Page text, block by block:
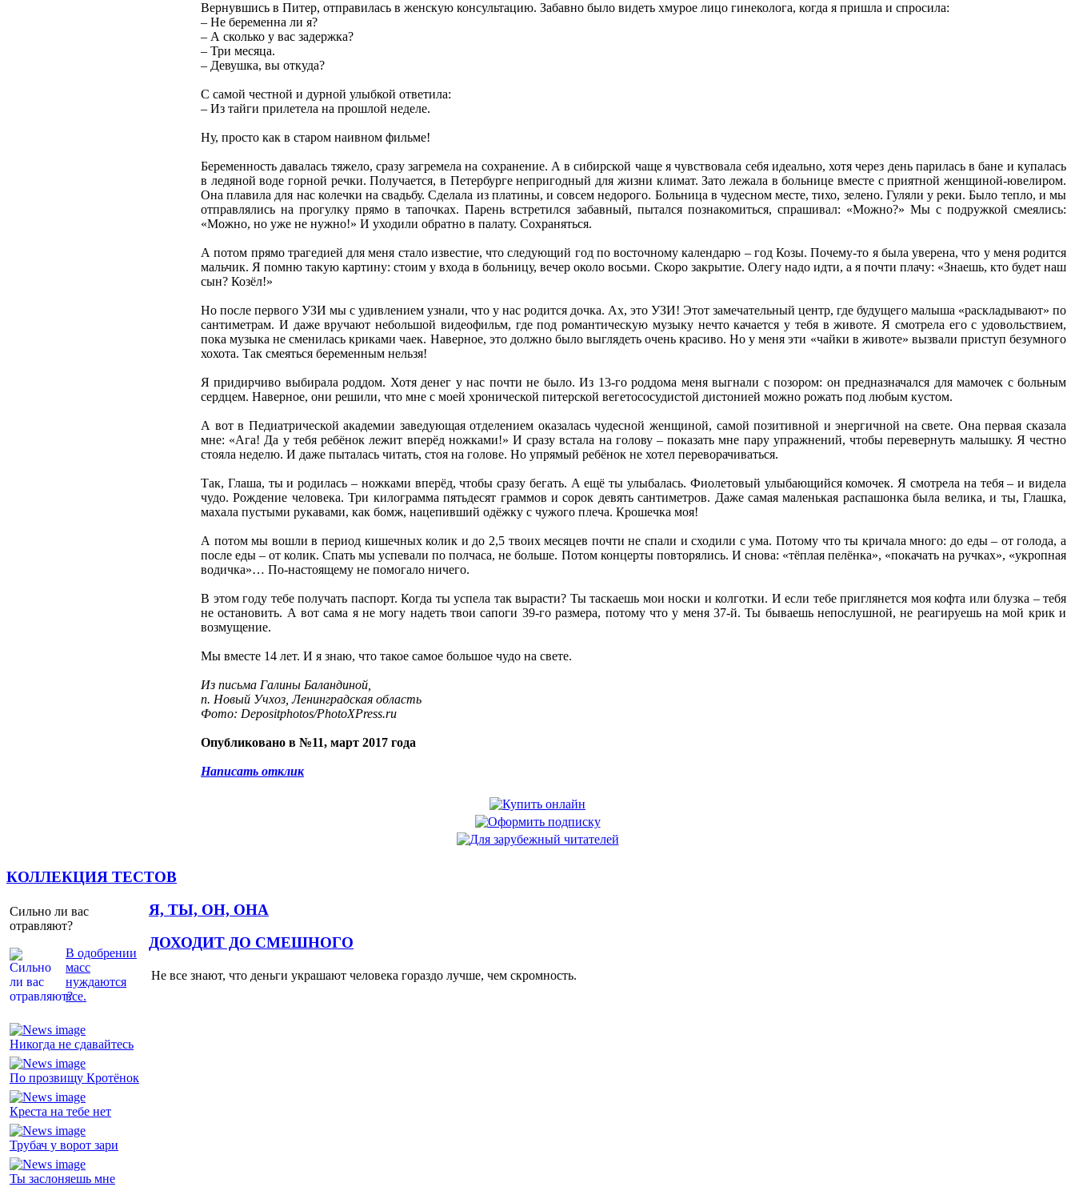
Вернувшись в Питер, отправилась в женскую консультацию. Забавно было видеть хмурое лицо гинеколога, когда я пришла и спросила:
– Не беременна ли я?
– А сколько у вас задержка?
– Три месяца.
– Девушка, вы откуда?
С самой честной и дурной улыбкой ответила:
– Из тайги прилетела на прошлой неделе.
Ну, просто как в старом наивном фильме!
Беременность давалась тяжело, сразу загремела на сохранение. А в сибирской чаще я чувствовала себя идеально, хотя через день парилась в бане и купалась
в ледяной воде горной речки. Получается, в Петербурге непригодный для жизни климат. Зато лежала в больнице вместе с приятной женщиной-ювелиром.
Она плавила для нас колечки на свадьбу. Сделала из платины, и совсем недорого. Больница в чудесном месте, тихо, зелено. Гуляли у реки. Было тепло, и мы
отправлялись на прогулку прямо в тапочках. Парень встретился забавный, пытался познакомиться, спрашивал: «Можно?» Мы с подружкой смеялись:
«Можно, но уже не нужно!» И уходили обратно в палату. Сохраняться.
А потом прямо трагедией для меня стало известие, что следующий год по восточному календарю – год Козы. Почему-то я была уверена, что у меня родится
мальчик. Я помню такую картину: стоим у входа в больницу, вечер около восьми. Скоро закрытие. Олегу надо идти, а я почти плачу: «Знаешь, кто будет наш
сын? Козёл!»
Но после первого УЗИ мы с удивлением узнали, что у нас родится дочка. Ах, это УЗИ! Этот замечательный центр, где будущего малыша «раскладывают» по
сантиметрам. И даже вручают небольшой видеофильм, где под романтическую музыку нечто качается у тебя в животе. Я смотрела его с удовольствием,
пока музыка не сменилась криками чаек. Наверное, это должно было выглядеть очень красиво. Но у меня эти «чайки в животе» вызвали приступ безумного
хохота. Так смеяться беременным нельзя!
Я придирчиво выбирала роддом. Хотя денег у нас почти не было. Из 13-го роддома меня выгнали с позором: он предназначался для мамочек с больным
сердцем. Наверное, они решили, что мне с моей хронической питерской вегетососудистой дистонией можно рожать под любым кустом.
А вот в Педиатрической академии заведующая отделением оказалась чудесной женщиной, самой позитивной и энергичной на свете. Она первая сказала
мне: «Ага! Да у тебя ребёнок лежит вперёд ножками!» И сразу встала на голову – показать мне пару упражнений, чтобы перевернуть малышку. Я честно
стояла неделю. И даже пыталась читать, стоя на голове. Но упрямый ребёнок не хотел переворачиваться.
Так, Глаша, ты и родилась – ножками вперёд, чтобы сразу бегать. А ещё ты улыбалась. Фиолетовый улыбающийся комочек. Я смотрела на тебя – и видела
чудо. Рождение человека. Три килограмма пятьдесят граммов и сорок девять сантиметров. Даже самая маленькая распашонка была велика, и ты, Глашка,
махала пустыми рукавами, как бомж, нацепивший одёжку с чужого плеча. Крошечка моя!
А потом мы вошли в период кишечных колик и до 2,5 твоих месяцев почти не спали и сходили с ума. Потому что ты кричала много: до еды – от голода, а
после еды – от колик. Спать мы успевали по полчаса, не больше. Потом концерты повторялись. И снова: «тёплая пелёнка», «покачать на ручках», «укропная
водичка»… По-настоящему не помогало ничего.
В этом году тебе получать паспорт. Когда ты успела так вырасти? Ты таскаешь мои носки и колготки. И если тебе приглянется моя кофта или блузка – тебя
не остановить. А вот сама я не могу надеть твои сапоги 39-го размера, потому что у меня 37-й. Ты бываешь непослушной, не реагируешь на мой крик и
возмущение.
Мы вместе 14 лет. И я знаю, что такое самое большое чудо на свете.
Из письма Галины Баландиной,
п. Новый Учхоз, Ленинградская область
Фото: Depositphotos/PhotoXPress.ru
Опубликовано в №11, март 2017 года
Написать отклик
КОЛЛЕКЦИЯ ТЕСТОВ
Сильно ли вас
отравляют?
В одобрении
масс
нуждаются
все.
Я, ТЫ, ОН, ОНА
Никогда не сдавайтесь
По прозвищу Кротёнок
Креста на тебе нет
Трубач у ворот зари
Ты заслоняешь мне
ДОХОДИТ ДО СМЕШНОГО
Не все знают, что деньги украшают человека гораздо лучше, чем скромность.